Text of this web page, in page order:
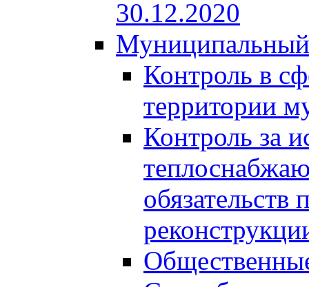
30.12.2020
Муниципальный
Контроль в
территории
Контроль за
обязательств